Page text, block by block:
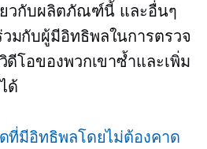
ยวกับผลิตภัณฑ์นี้ และอื่นๆ
มกับผู้มีอิทธิพลในการตรวจ
โอของพวกเขาซ้ำและเพิ่ม
ด้
ที่มีอิทธิพลโดยไม่ต้องคาด